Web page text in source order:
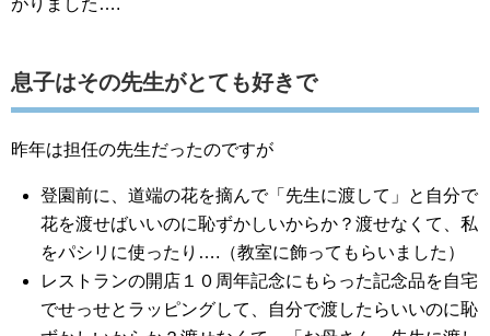
がりました….
息子はその先生がとても好きで
昨年は担任の先生だったのですが
登園前に、道端の花を摘んで「先生に渡して」と自分で
花を渡せばいいのに恥ずかしいからか？渡せなくて、私
をパシリに使ったり….（教室に飾ってもらいました）
レストランの開店１０周年記念にもらった記念品を自宅
でせっせとラッピングして、自分で渡したらいいのに恥